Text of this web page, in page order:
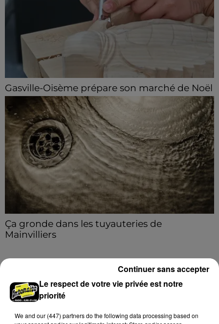
Gasville-Oisème prépare son marché de Noël
Artisans et créateurs locaux peuvent se faire
connaître auprès de la municipalité.
Ça gronde dans les tuyauteries de
Mainvilliers
sont à prévoir sur le réseau d’assainissement durant
la deuxième quinzaine d'août.
A LA UNE Voir plus
Le respect de votre vie privée est notre
priorité
We and our (447) partnersdo the following data processing based on
Continuer sans accepter